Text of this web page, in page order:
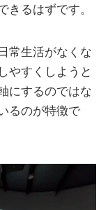
きるはずです。
常生活がなくな
やすくしようと
にするのではな
るのが特徴で